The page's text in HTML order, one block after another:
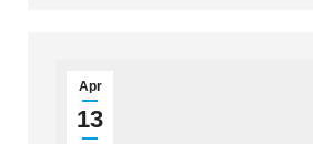
Apr
13